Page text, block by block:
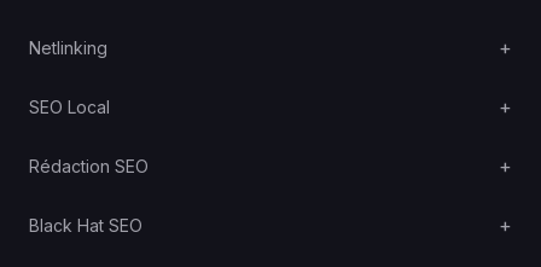
Netlinking
SEO Local
Rédaction SEO
Black Hat SEO